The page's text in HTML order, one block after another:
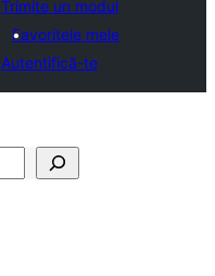
Trimite un modul
Favoritele mele
Autentifică-te